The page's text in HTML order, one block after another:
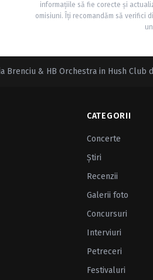
informațiile să fie corecte și
omisiuni. Îți recomandăm să verifici
Brenciu & HB Orchestra in Hush Club
CATEGORII
Concerte
Ştiri
Recenzii
Galerii foto
Concursuri
Interviuri
Petreceri
Festivaluri